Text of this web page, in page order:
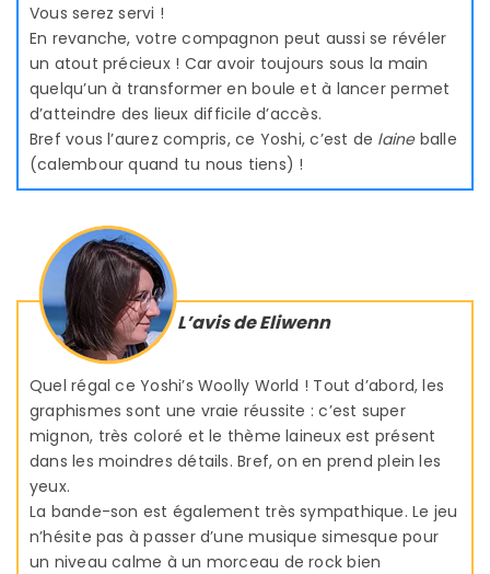
Vous serez servi !
En revanche, votre compagnon peut aussi se révéler
un atout précieux ! Car avoir toujours sous la main
quelqu’un à transformer en boule et à lancer permet
d’atteindre des lieux difficile d’accès.
Bref vous l’aurez compris, ce Yoshi, c’est de laineballe
(calembour quand tu nous tiens) !
L’avis de Eliwenn
Quel régal ce Yoshi’s Woolly World ! Tout d’abord, les
graphismes sont une vraie réussite : c’est super
mignon, très coloré et le thème laineux est présent
dans les moindres détails. Bref, on en prend plein les
yeux.
La bande-son est également très sympathique. Le jeu
n’hésite pas à passer d’une musique simesque pour
un niveau calme à un morceau de rock bien